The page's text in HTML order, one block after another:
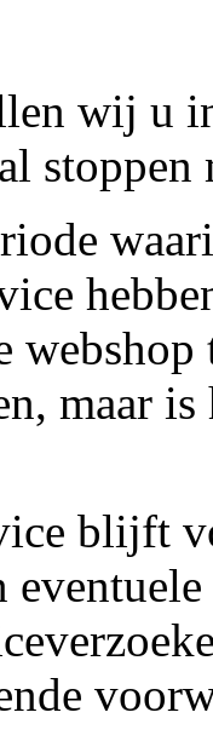
wij u
stoppen
maar
blijft